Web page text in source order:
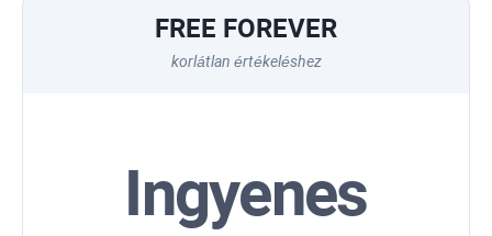
FREE FOREVER
korlátlan értékeléshez
Ingyenes